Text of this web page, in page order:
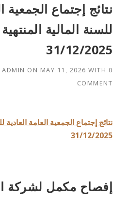
نتائج إجتماع الجمعية
للسنة المالية
31/12/2025
ADMIN ON MAY 11, 2026 WITH 0
COMMENT
نتائج إجتماع الجمعية العامة العادية
31/12/2025
إفصاح مكمل لشركة